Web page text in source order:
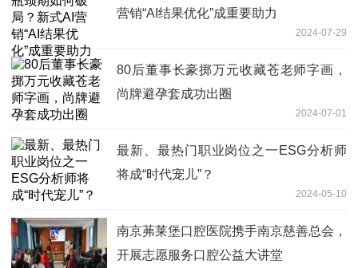
营销“AI结果优化”成重要助力
2024-07-29
80后董事长豪掷万元收藏苍老师字画，
尚牌避孕套成功出圈
2024-07-01
最新、最热门职业岗位之一ESG分析师
将成“时代宠儿”？
2024-05-10
南京茀莱堡口腔医院携手南京慈善总会，
开展志愿服务口腔公益大讲堂